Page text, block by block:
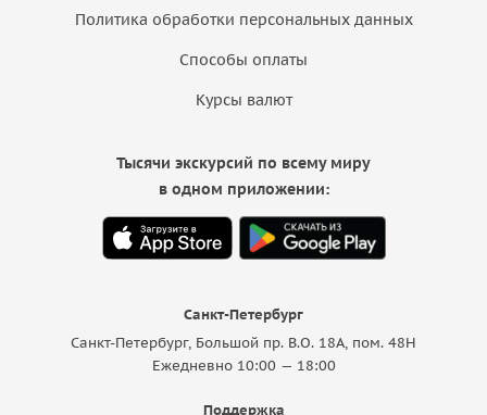
Политика обработки персональных данных
Способы оплаты
Курсы валют
Санкт-Петербург
Санкт-Петербург, Большой пр. В.О. 18A, пом. 48Н
Ежедневно 10:00 — 18:00
Поддержка
Тысячи экскурсий по всему миру
в одном приложении: